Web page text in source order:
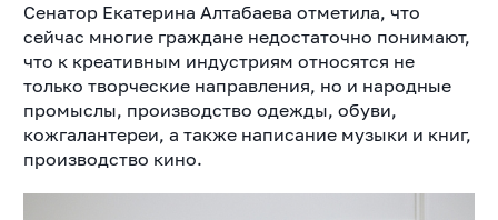
Сенатор Екатерина Алтабаева отметила, что
сейчас многие граждане недостаточно понимают,
что к креативным индустриям относятся не
только творческие направления, но и народные
промыслы, производство одежды, обуви,
кожгалантереи, а также написание музыки и книг,
производство кино.